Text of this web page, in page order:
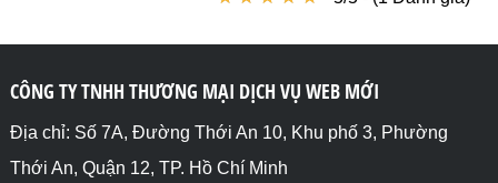
CÔNG TY TNHH THƯƠNG MẠI DỊCH VỤ WEB MỚI
Địa chỉ: Số 7A, Đường Thới An 10, Khu phố 3, Phường
Thới An, Quận 12, TP. Hồ Chí Minh